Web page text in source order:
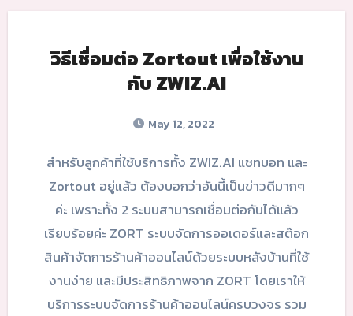
วิธีเชื่อมต่อ Zortout เพื่อใช้งาน
กับ ZWIZ.AI
May 12, 2022
สำหรับลูกค้าที่ใช้บริการทั้ง ZWIZ.AI แชทบอท และ
Zortout อยู่แล้ว ต้องบอกว่าอันนี้เป็นข่าวดีมากๆ
ค่ะ เพราะทั้ง 2 ระบบสามารถเชื่อมต่อกันได้แล้ว
เรียบร้อยค่ะ ZORT ระบบจัดการออเดอร์และสต๊อก
สินค้าจัดการร้านค้าออนไลน์ด้วยระบบหลังบ้านที่ใช้
งานง่าย และมีประสิทธิภาพจาก ZORT โดยเราให้
บริการระบบจัดการร้านค้าออนไลน์ครบวงจร รวม